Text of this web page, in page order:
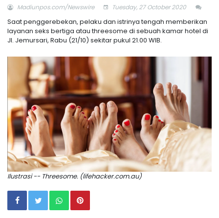
Madiunpos.com/Newswire Tuesday, 27 October 2020
Saat penggerebekan, pelaku dan istrinya tengah memberikan
layanan seks bertiga atau threesome di sebuah kamar hotel di
Jl. Jemursari, Rabu (21/10) sekitar pukul 21.00 WIB.
Ilustrasi -- Threesome. (lifehacker.com.au)